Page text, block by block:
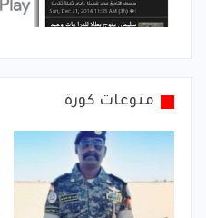
منوعات كورة